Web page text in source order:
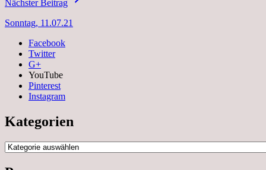
Nächster Beitrag
Sonntag, 11.07.21
Facebook
Twitter
G+
YouTube
Pinterest
Instagram
Kategorien
Kategorien